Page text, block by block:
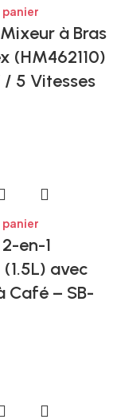
à Bras
(HM462110)
5 Vitesses
en-1
avec
Café – SB-